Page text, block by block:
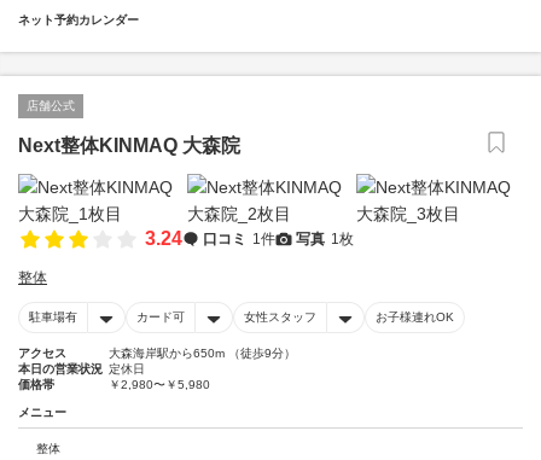
ネット予約カレンダー
店舗公式
Next整体KINMAQ 大森院
3.24 口コミ 1件 写真 1枚
整体
駐車場有 カード可 女性スタッフ お子様連れOK
アクセス
大森海岸駅から650m （徒歩9分）
本日の営業状況 定休日
価格帯
￥2,980〜￥5,980
メニュー
整体